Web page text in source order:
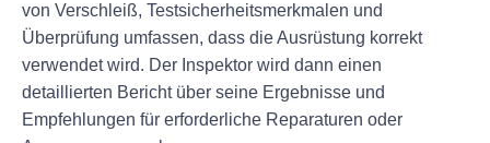
von Verschleiß, Testsicherheitsmerkmalen und
Überprüfung umfassen, dass die Ausrüstung korrekt
verwendet wird. Der Inspektor wird dann einen
detaillierten Bericht über seine Ergebnisse und
Empfehlungen für erforderliche Reparaturen oder